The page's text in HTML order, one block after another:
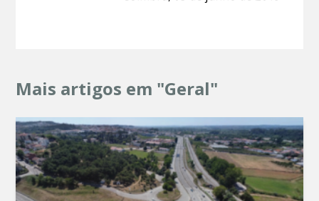
Mais artigos em "Geral"